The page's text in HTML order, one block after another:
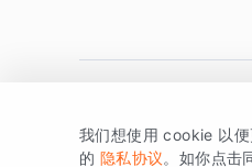
版权所有 © 北京易数科
我们想使用 cookie 以
的 隐私协议。如你点击